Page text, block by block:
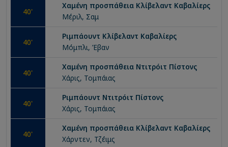
40'
Χαμένη προσπάθεια Κλίβελαντ Καβαλίερς
Μέριλ, Σαμ
40'
Ριμπάουντ Κλίβελαντ Καβαλίερς
Μόμπλι, Έβαν
40'
Χαμένη προσπάθεια Ντιτρόιτ Πίστονς
Χάρις, Τομπάιας
40'
Ριμπάουντ Ντιτρόιτ Πίστονς
Χάρις, Τομπάιας
40'
Χαμένη προσπάθεια Κλίβελαντ Καβαλίερς
Χάρντεν, Τζέιμς